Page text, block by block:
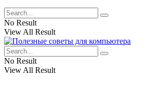
No Result
View All Result
No Result
View All Result